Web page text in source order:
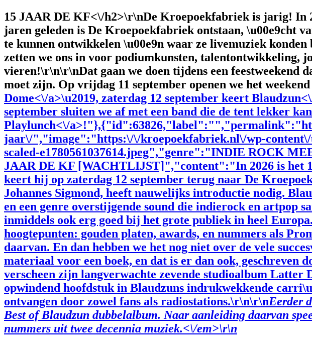
15 JAAR DE KF<\/h2>\r\nDe Kroepoekfabriek is jarig! In
jaren geleden is De Kroepoekfabriek ontstaan, \u00e9cht
te kunnen ontwikkelen \u00e9n waar ze livemuziek
zetten we ons in voor podiumkunsten, talentontwikkeling,
vieren!\r\n\r\nDat gaan we doen tijdens een feestweekend
moet zijn. Op vrijdag 11 september openen we het
Dome<\/a>\u2019, zaterdag 12 september keert
september sluiten we af met een band die de tent lekker
Playlunch<\/
jaar\/","image":"https:\/\/kroepoekfabriek.nl\/wp-content\/
scaled-e1780561037614.jpeg","genre":"INDIE ROCK
JAAR DE KF [WACHTLIJST]","content":"In 2026 is het
keert hij op zaterdag 12 september terug naar De
Johannes Sigmond, heeft nauwelijks introductie nodig.
en een genre overstijgende sound die indierock en artpop
inmiddels ook erg goed bij het grote publiek in heel
hoogtepunten: gouden platen, awards, en nummers als
daarvan. En dan hebben we het nog niet over de vele
materiaal voor een boek, en dat is er dan ook,
verscheen zijn langverwachte zevende studioalbum
opwindend hoofdstuk in Blaudzuns indrukwekkende
ontvangen door zowel fans als radiostations.\r\n\r\nEerder
Best of Blaudzun dubbelalbum. Naar aanleiding daarvan
nummers uit twee decennia muziek.<\/em>\r\n